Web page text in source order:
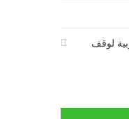
لوقف